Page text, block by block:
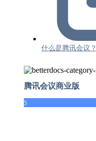
什么是腾讯会议？
腾讯会议商业版
5